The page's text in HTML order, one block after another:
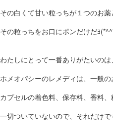
その白くて甘い粒っちが１つのお薬
その粒っちをお口にポンだけだﾖ
わたしにとって一番ありがたいのは、
ホメオパシーのレメディは、一般の
カプセルの着色料、保存料、香料、
一切ついていないので、それだけで